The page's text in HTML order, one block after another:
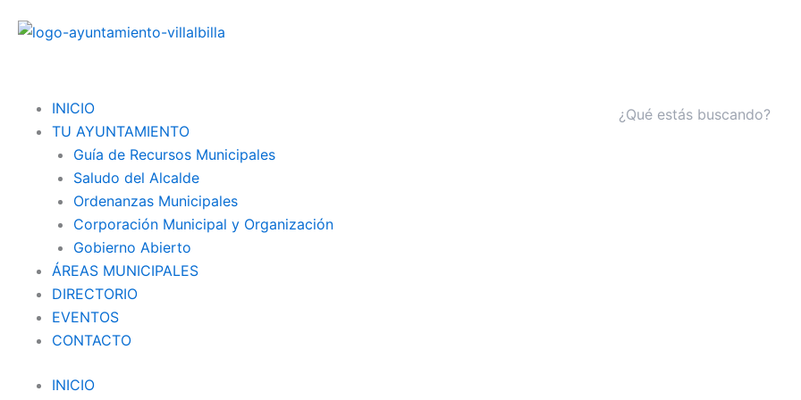
INICIO
TU AYUNTAMIENTO
Guía de Recursos Municipales
Saludo del Alcalde
Ordenanzas Municipales
Corporación Municipal y Organización
Gobierno Abierto
ÁREAS MUNICIPALES
DIRECTORIO
EVENTOS
CONTACTO
Menu
INICIO